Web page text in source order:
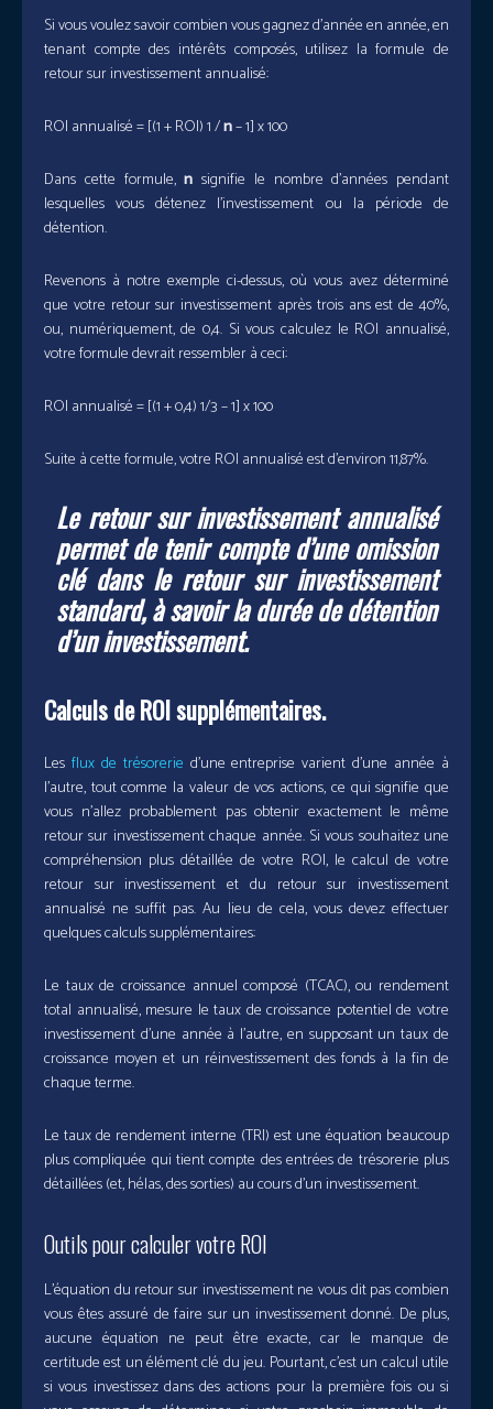
Si vous voulez savoir combien vous gagnez d’année en année, en
tenant compte des intérêts composés, utilisez la formule de
retour sur investissement annualisé:
ROI annualisé = [(1 + ROI) 1 /n– 1] x 100
Dans cette formule,n signifie le nombre d’années pendant
lesquelles vous détenez l’investissement ou la période de
détention.
Revenons à notre exemple ci-dessus, où vous avez déterminé
que votre retour sur investissement après trois ans est de 40%,
ou, numériquement, de 0,4. Si vous calculez le ROI annualisé,
votre formule devrait ressembler à ceci:
ROI annualisé = [(1 + 0,4) 1/3 – 1] x 100
Suite à cette formule, votre ROI annualisé est d’environ 11,87%.
Le retour sur investissement annualisé
permet de tenir compte d’une omission
clé dans le retour sur investissement
standard, à savoir la durée de détention
d’un investissement.
Calculs de ROI supplémentaires.
Les flux de trésorerie d’une entreprise varient d’une année à
l’autre, tout comme la valeur de vos actions, ce qui signifie que
vous n’allez probablement pas obtenir exactement le même
retour sur investissement chaque année. Si vous souhaitez une
compréhension plus détaillée de votre ROI, le calcul de votre
retour sur investissement et du retour sur investissement
annualisé ne suffit pas. Au lieu de cela, vous devez effectuer
quelques calculs supplémentaires:
Le taux de croissance annuel composé (TCAC), ou rendement
total annualisé, mesure le taux de croissance potentiel de votre
investissement d’une année à l’autre, en supposant un taux de
croissance moyen et un réinvestissement des fonds à la fin de
chaque terme.
Le taux de rendement interne (TRI) est une équation beaucoup
plus compliquée qui tient compte des entrées de trésorerie plus
détaillées (et, hélas, des sorties) au cours d’un investissement.
Outils pour calculer votre ROI
L’équation du retour sur investissement ne vous dit pas combien
vous êtes assuré de faire sur un investissement donné. De plus,
aucune équation ne peut être exacte, car le manque de
certitude est un élément clé du jeu. Pourtant, c’est un calcul utile
si vous investissez dans des actions pour la première fois ou si